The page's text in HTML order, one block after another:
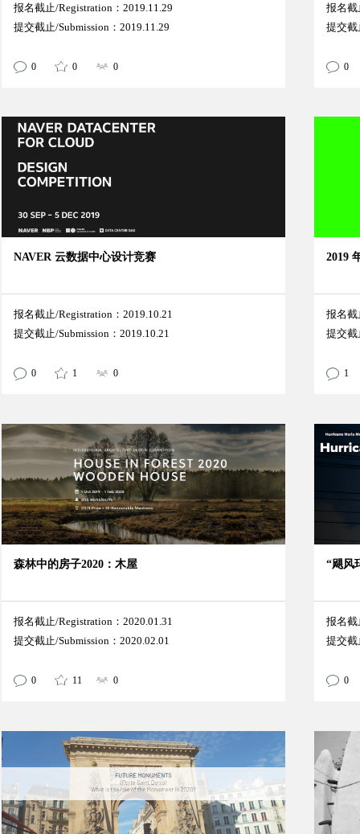
报名截止/Registration：2019.11.29
提交截止/Submission：2019.11.29
0 0 0
报名截
提交截
0
NAVER 云数据中心设计竞赛
报名截止/Registration：2019.10.21
提交截止/Submission：2019.10.21
0 1 0
2019
报名截
提交截
1
森林中的房子2020：木屋
报名截止/Registration：2020.01.31
提交截止/Submission：2020.02.01
0 11 0
“飓风
报名截
提交截
0